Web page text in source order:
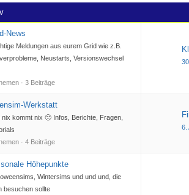
News
Meldungen aus eurem Grid wie z.B.
Neustarts, Versionswechsel
· 3 Beiträge
Werkstatt
nix kommt nix 🙂 Infos, Berichte, Fragen,
· 4 Beiträge
6.
Höhepunkte
Wintersims und und und, die
besuchen sollte